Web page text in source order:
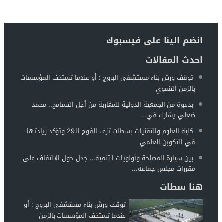
انضم الينا على فيسبوك
احدث المقالات
توقف ورش بناء مستشفى البروج : أو عندما تستخف المؤسسات
بالزمن التنموي
بدعوة من الجمعية الدولية للمغاربة من أجل التسامح.. محمد
ضعلي يشارك في...
كلية العلوم والتقنيات بسطات تزف الفوج الـ29 وتؤكد ريادتها
في التكوين العلمي
بين سيارة المصلحة وأولويات التنمية… جدل حول الالتفاف على
مقررات مجلس جماعة...
هنا سطات
توقف ورش بناء مستشفى البروج : أو
عندما تستخف المؤسسات بالزمن